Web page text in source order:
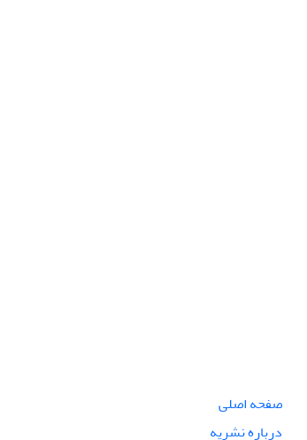
صفحه اصلی
درباره نشریه